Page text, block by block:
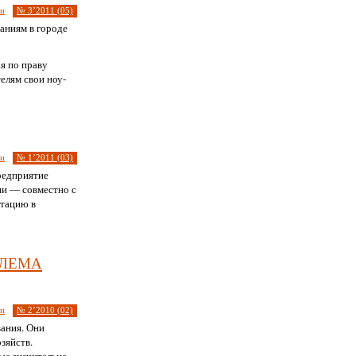
№ 3’2011 (05)
в городе
по праву
свои ноу-
№ 1’2011 (03)
— совместно с
в
№ 2’2010 (02)
Они